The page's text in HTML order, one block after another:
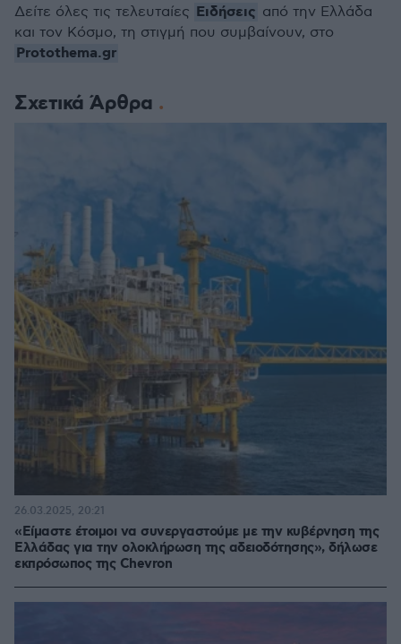
Σχετικά Άρθρα
«Είμαστε έτοιμοι να συνεργαστούμε με την κυβέρνηση της
Ελλάδας για την ολοκλήρωση της αδειοδότησης», δήλωσε
εκπρόσωπος της Chevron
26.03.2025, 20:21
Δείτε όλες τις τελευταίες Ειδήσεις από την Ελλάδα
και τον Κόσμο, τη στιγμή που συμβαίνουν, στο
Protothema.gr